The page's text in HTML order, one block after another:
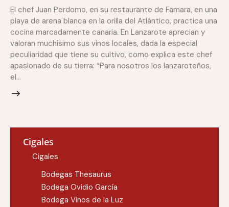
El chef Juan Perdomo, en su restaurante de Famara, en una
playa de arena blanca en la orilla del Atlántico, practica una
cocina marcadamente canaria. En Lanzarote aprecian y
valoran muchísimo sus vinos locales, dada la especial
peculiaridad que tiene su cultivo, como explica este chef
apasionado de su tierra: “Para nosotros los lanzaroteños,
el…
Cigales
Cigales
Bodegas Thesaurus
Bodega Ovidio García
Bodega Vinos de la Luz